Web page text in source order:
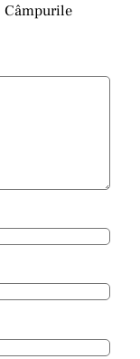
Câmpurile